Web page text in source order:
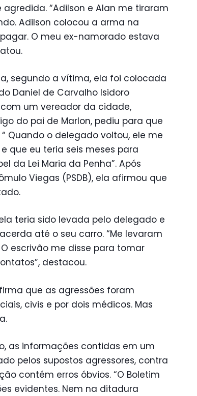
“Adilson e Alan me tiraram
Adilson colocou a arma na
O meu ex-namorado estava
segundo a vítima, ela foi colocada
Daniel de Carvalho Isidoro
um vereador da cidade,
do pai de Marlon, pediu para que
Quando o delegado voltou, ele me
que eu teria seis meses para
da Lei Maria da Penha”. Após
Viegas (PSDB), ela afirmou que
teria sido levada pelo delegado e
até o seu carro. “Me levaram
escrivão me disse para tomar
destacou.
que as agressões foram
civis e por dois médicos. Mas
as informações contidas em um
pelos supostos agressores, contra
contém erros óbvios. “O Boletim
evidentes. Nem na ditadura